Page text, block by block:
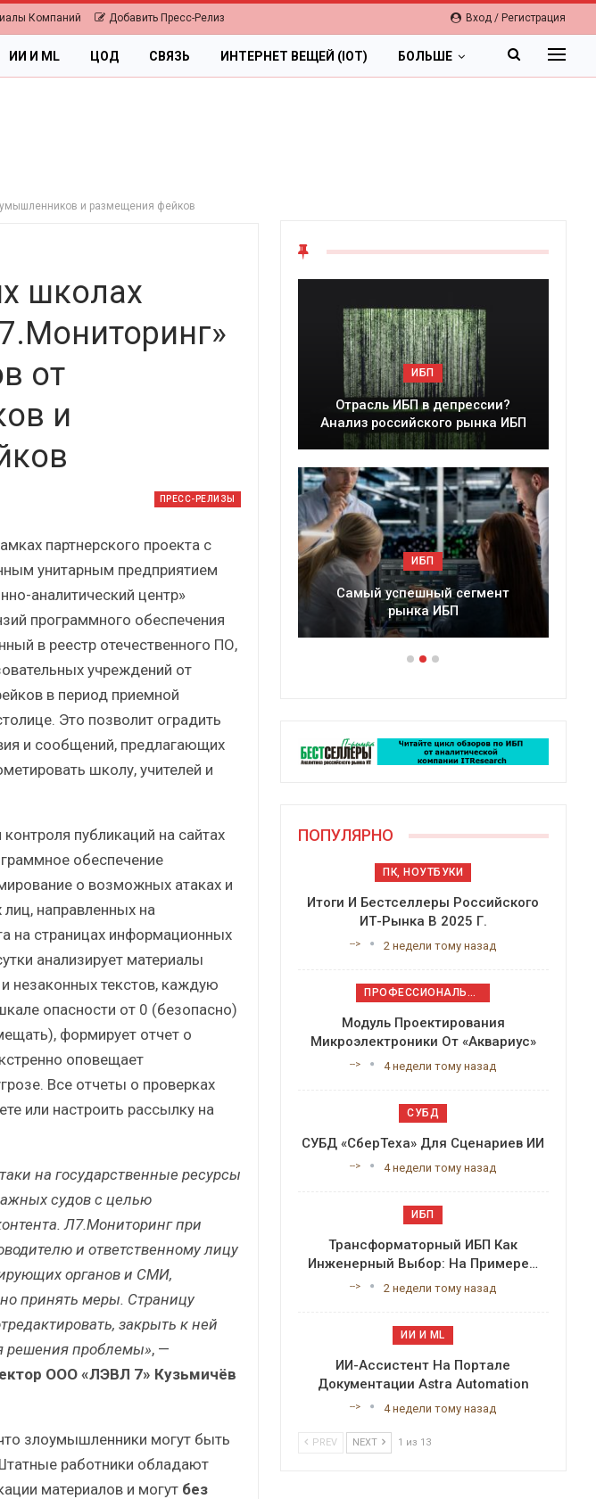
Вход / Регистрация
Компаний Добавить Пресс-Релиз
ИИ И ML ЦОД СВЯЗЬ ИНТЕРНЕТ ВЕЩЕЙ (IOT) БОЛЬШЕ
и размещения фейков
школах
от
и
ПРЕСС-РЕЛИЗЫ
партнерского проекта с
унитарным предприятием
аналитический центр»
программного обеспечения
в реестр отечественного ПО,
учреждений от
в период приемной
Это позволит оградить
и сообщений, предлагающих
школу, учителей и
публикаций на сайтах
обеспечение
о возможных атаках и
направленных на
на страницах информационных
анализирует материалы
незаконных текстов, каждую
опасности от 0 (безопасно)
формирует отчет о
оповещает
Все отчеты о проверках
или настроить рассылку на
на государственные ресурсы
судов с целью
Л7.Мониторинг при
и ответственному лицу
органов и СМИ,
принять меры. Страницу
закрыть к ней
решения проблемы», —
ООО «ЛЭВЛ 7» Кузьмичёв
злоумышленники могут быть
работники обладают
материалов и могутбез
Отрасль ИБП в депрессии?
Анализ российского рынка ИБП
Самый успешный сегмент
рынка ИБП
ОБЛАКА
Цифровая экономика 2026.
Краткий статистический
сборник от…
ИБП
Подкосят ли глобальные угрозы
российский рынок ИБП?
ПОПУЛЯРНО
ПК, НОУТБУКИ
Итоги И Бестселлеры Российского
ИТ-Рынка В 2025 Г.
--> 2 недели тому назад
ПРОФЕССИОНАЛЬНОЕ ПРИКЛАДНОЕ ПО
Модуль Проектирования
Микроэлектроники От «Аквариус»
--> 4 недели тому назад
СУБД
СУБД «СберТеха» Для Сценариев ИИ
--> 4 недели тому назад
ИБП
Трансформаторный ИБП Как
Инженерный Выбор: На Примере…
--> 2 недели тому назад
ИИ И ML
ИИ-Ассистент На Портале
Документации Astra Automation
--> 4 недели тому назад
PREV NEXT 1 из 13